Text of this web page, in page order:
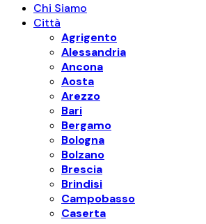
Chi Siamo
Città
Agrigento
Alessandria
Ancona
Aosta
Arezzo
Bari
Bergamo
Bologna
Bolzano
Brescia
Brindisi
Campobasso
Caserta